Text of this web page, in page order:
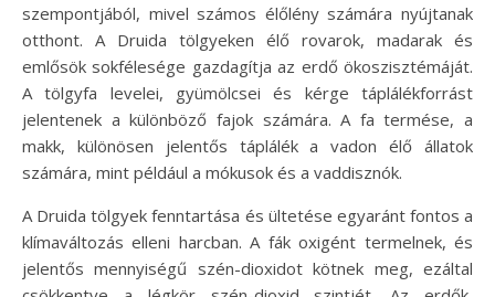
szempontjából, mivel számos élőlény számára nyújtanak
otthont. A Druida tölgyeken élő rovarok, madarak és
emlősök sokfélesége gazdagítja az erdő ökoszisztémáját.
A tölgyfa levelei, gyümölcsei és kérge táplálékforrást
jelentenek a különböző fajok számára. A fa termése, a
makk, különösen jelentős táplálék a vadon élő állatok
számára, mint például a mókusok és a vaddisznók.
A Druida tölgyek fenntartása és ültetése egyaránt fontos a
klímaváltozás elleni harcban. A fák oxigént termelnek, és
jelentős mennyiségű szén-dioxidot kötnek meg, ezáltal